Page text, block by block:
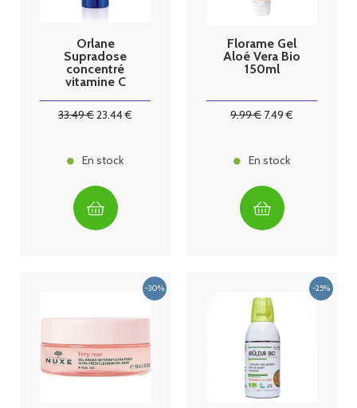
Orlane
Supradose
concentré
vitamine C
33.49€23.44€
En stock
Florame Gel
Aloé Vera Bio
150ml
9.99€ 7.49 €
En stock